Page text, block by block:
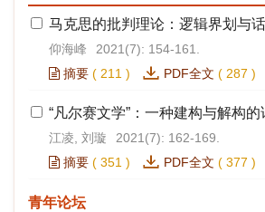
马克思的批判理论：逻辑界划与
仰海峰
2021(7): 154-161.
摘要 ( 211 ) PDF全文 ( 287 )
“凡尔赛文学”：一种建构与解构
江凌, 刘璇
2021(7): 162-169.
摘要 ( 351 ) PDF全文 ( 377 )
青年论坛